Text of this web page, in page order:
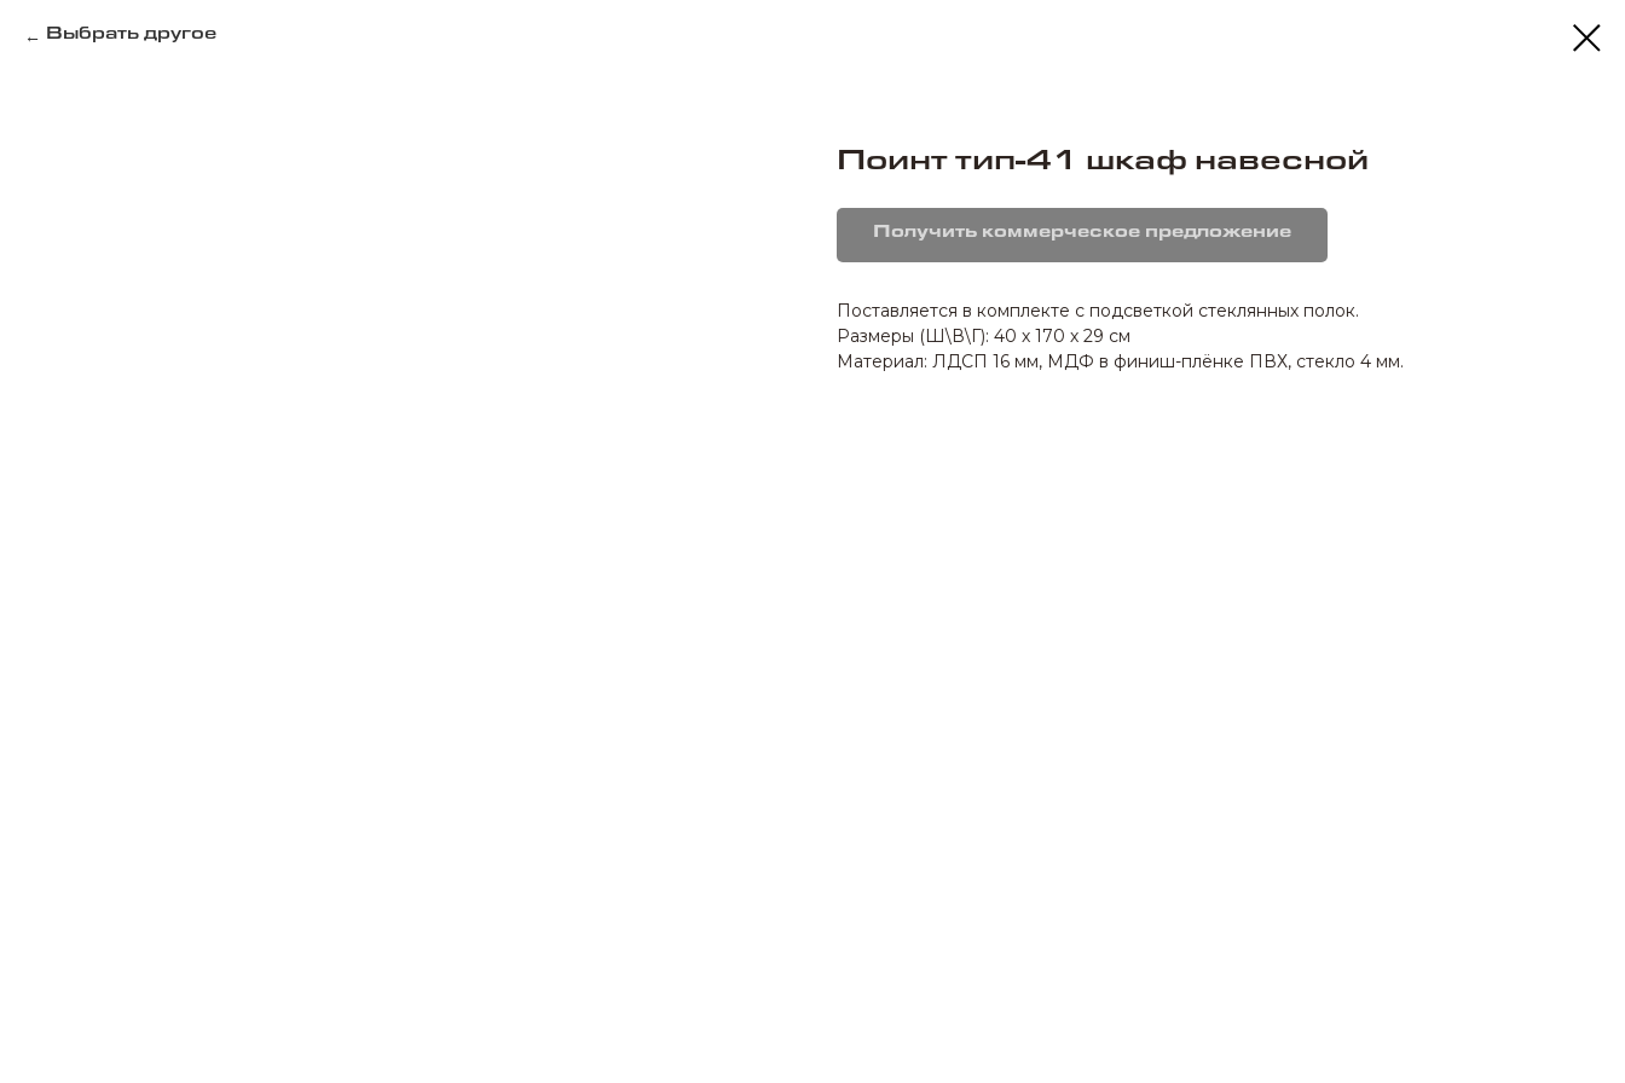
Выбрать другое
Поинт тип-41 шкаф навесной
Получить коммерческое предложение
Поставляется в комплекте с подсветкой стеклянных полок.
Размеры (Ш\В\Г): 40 х 170 х 29 см
Материал: ЛДСП 16 мм, МДФ в финиш-плёнке ПВХ, стекло 4 мм.